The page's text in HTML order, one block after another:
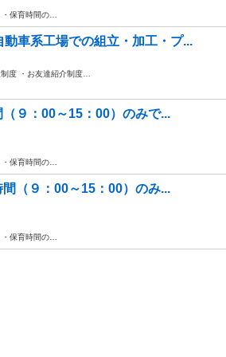
保育時間の…
車系工場での組立・加工・プ...
度 ・お友達紹介制度…
９：00～15：00）のみで...
保育時間の…
（９：00～15：00）のみ...
保育時間の…